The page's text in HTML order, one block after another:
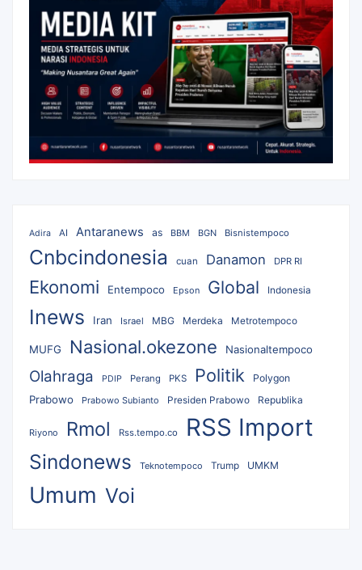
Adira AI Antaranews as BBM BGN Bisnistempoco
Cnbcindonesia cuan Danamon DPR RI
Ekonomi Entempoco Epson Global Indonesia
Inews Iran Israel MBG Merdeka Metrotempoco
MUFG Nasional.okezone Nasionaltempoco
Olahraga PDIP Perang PKS Politik Polygon
Prabowo Prabowo Subianto Presiden Prabowo Republika
Riyono Rmol Rss.tempo.co RSS Import
Sindonews Teknotempoco Trump UMKM
Umum Voi